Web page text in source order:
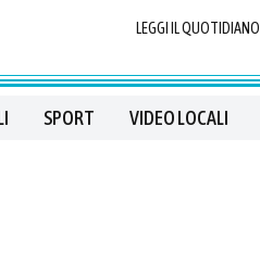
LEGGI IL QUOTIDIANO
SPORT VIDEO LOCALI